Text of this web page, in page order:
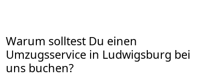
Warum solltest Du einen
Umzugsservice in Ludwigsburg bei
uns buchen?